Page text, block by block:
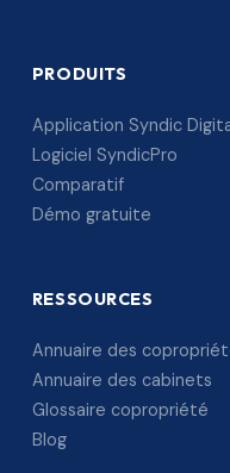
PRODUITS
Application Syndic
Logiciel SyndicPro
Comparatif
Démo gratuite
RESSOURCES
Annuaire des
Annuaire des cabinets
Glossaire copropriété
Blog